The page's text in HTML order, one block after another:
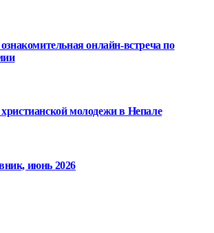
онлайн-встреча по
молодежи в Непале
июнь 2026